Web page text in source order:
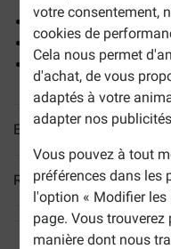
votre consentement,
cookies de
Cela nous permet
d'achat, de vous
adaptés à votre
adapter nos
Vous pouvez à tout
préférences dans les
l'option « Modifier les
page. Vous
manière dont nous
Favorise un
Soutient les os et les
Facile à digérer grâce
En savoir plus
Reviews